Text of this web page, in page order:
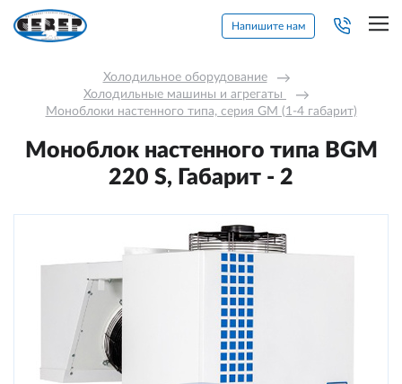
Напишите нам
Холодильное оборудование →
Холодильные машины и агрегаты →
Моноблоки настенного типа, серия GM (1-4 габарит)
Моноблок настенного типа BGM
220 S, Габарит - 2